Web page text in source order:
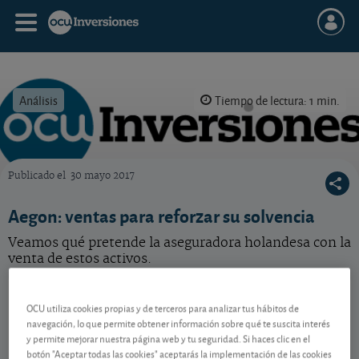
Análisis Tiempo de lectura: 1 min.
Publicado el 30 mayo 2017
Aegon: ventas para reforzar su solvencia
Veamos qué pretende la aseguradora holandesa con la
venta de estos activos.
BMG0112X1056
07/08/2026 Ámsterdam
-
OCU utiliza cookies propias y de terceros para analizar tus hábitos de
navegación, lo que permite obtener información sobre qué te suscita interés
y permite mejorar nuestra página web y tu seguridad. Si haces clic en el
botón "Aceptar todas las cookies" aceptarás la implementación de las cookies